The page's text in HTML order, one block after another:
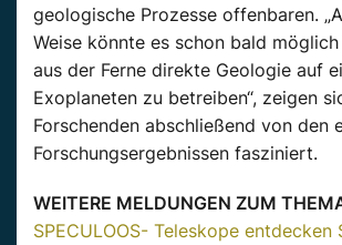
geologische Prozesse offenbaren.
Weise könnte es schon bald
aus der Ferne direkte Geologie auf
Exoplaneten zu betreiben“, zeigen
Forschenden abschließend von den
Forschungsergebnissen fasziniert.
WEITERE MELDUNGEN ZUM
SPECULOOS- Teleskope entdecken